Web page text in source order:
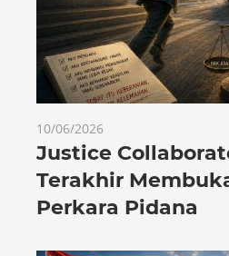
10/06/2026
Justice
Terakhir
Perkara Pidana